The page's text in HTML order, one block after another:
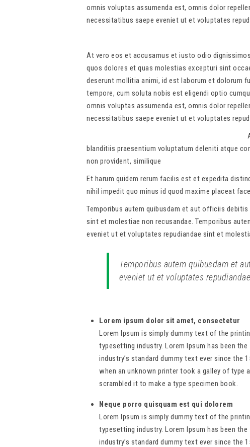
omnis voluptas assumenda est, omnis dolor
necessitatibus saepe eveniet ut et voluptates
At vero eos et accusamus et iusto odio
quos dolores et quas molestias excepturi sint
deserunt mollitia animi, id est laborum et dolorum
tempore, cum soluta nobis est eligendi optio
omnis voluptas assumenda est, omnis dolor
necessitatibus saepe eveniet ut et voluptates
blanditiis praesentium voluptatum deleniti atque
non provident, similique
Et harum quidem rerum facilis est et expedita
nihil impedit quo minus id quod maxime placeat
Temporibus autem quibusdam et aut officiis
sint et molestiae non recusandae. Temporibus
eveniet ut et voluptates repudiandae sint et
Temporibus autem quibusdam et
eveniet ut et voluptates
Lorem ipsum dolor sit amet, consectetur
Lorem Ipsum is simply dummy text of the
typesetting industry. Lorem Ipsum has been the
industry’s standard dummy text ever since the
when an unknown printer took a galley of type
scrambled it to make a type specimen book.
Neque porro quisquam est qui dolorem
Lorem Ipsum is simply dummy text of the
typesetting industry. Lorem Ipsum has been the
industry’s standard dummy text ever since the